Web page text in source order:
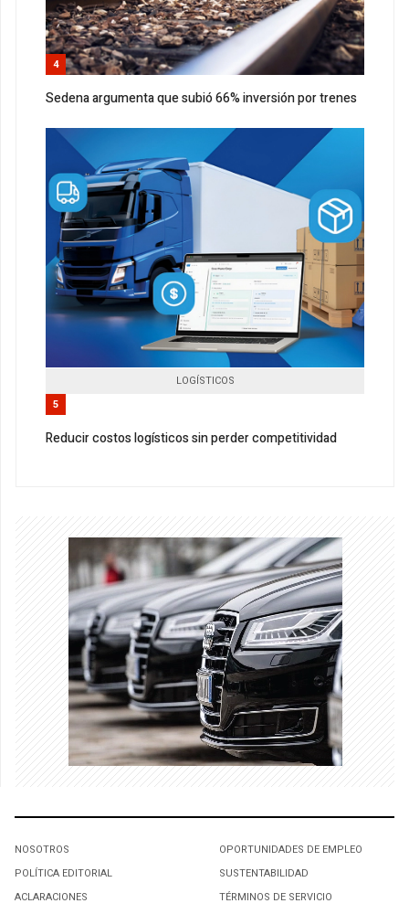
4
Sedena argumenta que subió 66% inversión por trenes
LOGÍSTICOS
5
Reducir costos logísticos sin perder competitividad
NOSOTROS
POLÍTICA EDITORIAL
ACLARACIONES
OPORTUNIDADES DE EMPLEO
SUSTENTABILIDAD
TÉRMINOS DE SERVICIO